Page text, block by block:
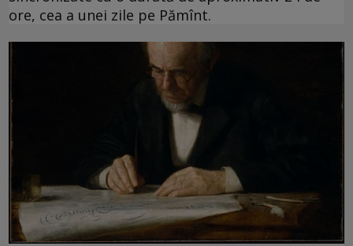
ore, cea a unei zile pe Pămînt.